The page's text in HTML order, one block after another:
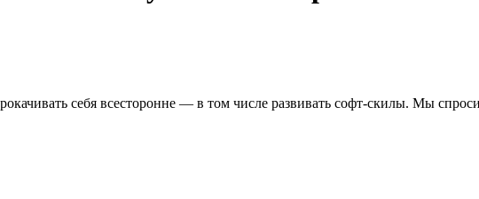
себя всесторонне — в том числе развивать софт-скилы. Мы